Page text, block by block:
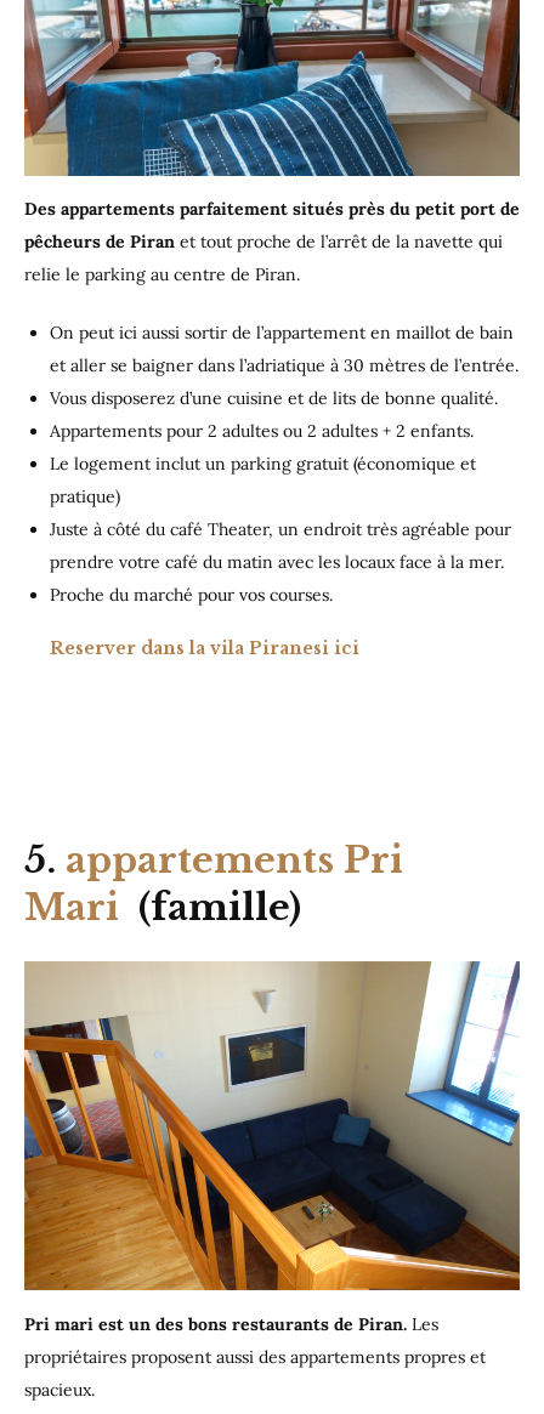
Des appartements parfaitement situés près du petit port de
pêcheurs de Piran et tout proche de l’arrêt de la navette qui
relie le parking au centre de Piran.
On peut ici aussi sortir de l’appartement en maillot de bain
et aller se baigner dans l’adriatique à 30 mètres de l’entrée.
Vous disposerez d’une cuisine et de lits de bonne qualité.
Appartements pour 2 adultes ou 2 adultes + 2 enfants.
Le logement inclut un parking gratuit (économique et
pratique)
Juste à côté du café Theater, un endroit très agréable pour
prendre votre café du matin avec les locaux face à la mer.
Proche du marché pour vos courses.
Reserver dans la vila Piranesi ici
5. appartements Pri
Mari (famille)
Pri mari est un des bons restaurants de Piran. Les
propriétaires proposent aussi des appartements propres et
spacieux.